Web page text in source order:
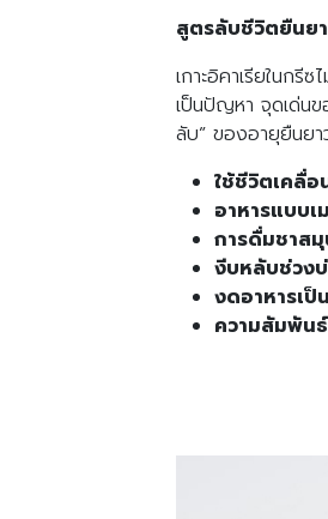
สูตรลับชีวิตยืนยา
เกาะอิคาเรียในก
เป็นปัญหา จุดเด่นข
ลับ” ของอายุยืนยา
ใช้ชีวิตเคลื่อ
อาหารแบบเ
การดื่มชาส
งีบหลับช่วง
งดอาหารเป็
ความสัมพัน